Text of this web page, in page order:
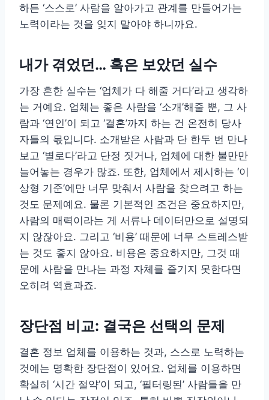
하든 ‘스스로’ 사람을 알아가고 관계를 만들어가는
노력이라는 것을 잊지 말아야 하니까요.
내가 겪었던… 혹은 보았던 실수
가장 흔한 실수는 ‘업체가 다 해줄 거다’라고 생각하
는 거예요. 업체는 좋은 사람을 ‘소개’해줄 뿐, 그 사
람과 ‘연인’이 되고 ‘결혼’까지 하는 건 온전히 당사
자들의 몫입니다. 소개받은 사람과 단 한두 번 만나
보고 ‘별로다’라고 단정 짓거나, 업체에 대한 불만만
늘어놓는 경우가 많죠. 또한, 업체에서 제시하는 ‘이
상형 기준’에만 너무 맞춰서 사람을 찾으려고 하는
것도 문제예요. 물론 기본적인 조건은 중요하지만,
사람의 매력이라는 게 서류나 데이터만으로 설명되
지 않잖아요. 그리고 ‘비용’ 때문에 너무 스트레스받
는 것도 좋지 않아요. 비용은 중요하지만, 그것 때
문에 사람을 만나는 과정 자체를 즐기지 못한다면
오히려 역효과죠.
장단점 비교: 결국은 선택의 문제
결혼 정보 업체를 이용하는 것과, 스스로 노력하는
것에는 명확한 장단점이 있어요. 업체를 이용하면
확실히 ‘시간 절약’이 되고, ‘필터링된’ 사람들을 만